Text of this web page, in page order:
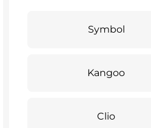
Symbol
Kangoo
Clio